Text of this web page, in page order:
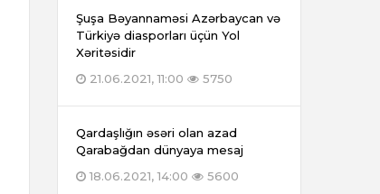
Şuşa Bəyannaməsi Azərbaycan və
Türkiyə diasporları üçün Yol
Xəritəsidir
21.06.2021, 11:00
5750
Qardaşlığın əsəri olan azad
Qarabağdan dünyaya mesaj
18.06.2021, 14:00
5600